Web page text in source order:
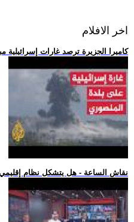
اخر الافلام
.. كاميرا الجزيرة ترصد غارات
.. نقاش الساعة - هل يتشكل نظام